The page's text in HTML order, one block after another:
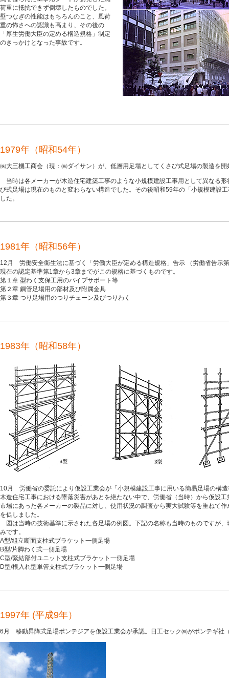
荷重に抵抗できず倒壊したものでした。
壁つなぎの性能はもちろんのこと、風荷
重の怖さへの認識も高まり、その後の
「厚生労働大臣の定める構造規格」制定
のきっかけとなった事故です。
1979年（昭和54年）
㈱大三機工商会（現：㈱ダイサン）が、低層用足場としてくさび式足場の製造を開
当時は各メーカーが木造住宅建築工事のような小規模建設工事用として異なる
び式足場は現在のものと変わらない構造でした。その後昭和59年の「小規模建設
した。
1981年（昭和56年）
12月 労働安全衛生法に基づく「労働大臣が定める構造規格」告示 （労働省告示
現在の認定基準第1章から3章までがこの規格に基づくものです。
第１章 型わく支保工用のパイプサポート等
第２章 鋼管足場用の部材及び附属金具
第３章 つり足場用のつりチェーン及びつりわく
1983年（昭和58年）
10月 労働省の委託により仮設工業会が「小規模建設工事に用いる簡易足場の構
木造住宅工事における墜落災害があとを絶たない中で、労働省（当時）から仮設
市場にあった各メーカーの製品に対し、使用状況の調査から実大試験等を重ねて
を促しました。
図は当時の技術基準に示された各足場の例図。下記の名称も当時のものですが
みです。
A型/組立断面支柱式ブラケット一側足場
B型/片脚わく式一側足場
C型/緊結部付ユニット支柱式ブラケット一側足場
D型/根入れ型単管支柱式ブラケット一側足場
1997年 (平成9年）
6月 移動昇降式足場ポンテジアを仮設工業会が承認。日工セック㈱がポンテギ社